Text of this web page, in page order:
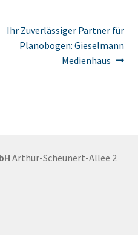
Nächster
Beitrag:
Ihr Zuverlässiger Partner für
Planobogen: Gieselmann
Medienhaus
Arthur-Scheunert-Allee 2